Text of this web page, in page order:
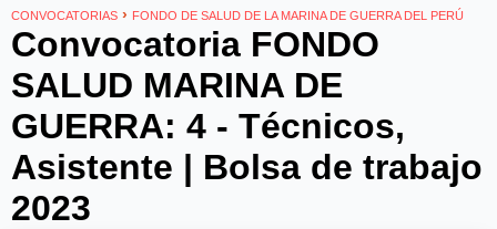
CONVOCATORIAS › FONDO DE SALUD DE LA MARINA DE GUERRA DEL PERÚ
Convocatoria FONDO
SALUD MARINA DE
GUERRA: 4 - Técnicos,
Asistente | Bolsa de trabajo
2023